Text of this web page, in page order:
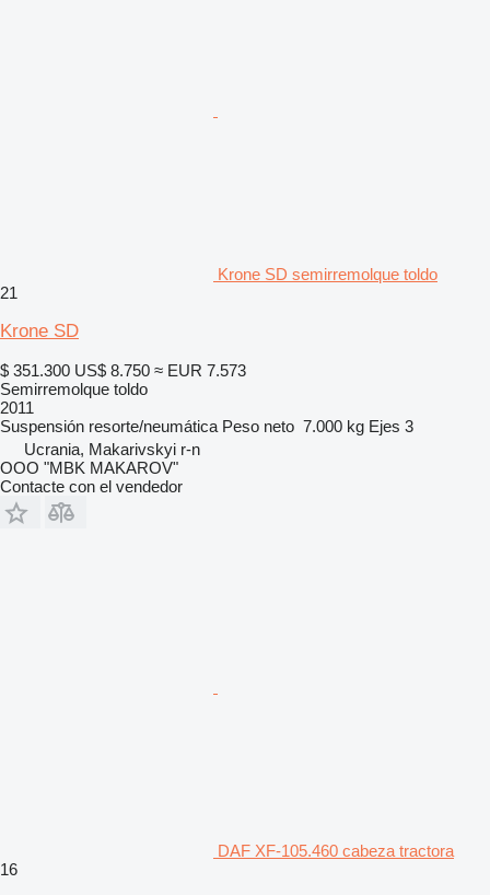
Krone SD semirremolque toldo
21
Krone SD
$ 351.300 US$ 8.750 ≈ EUR 7.573
Semirremolque toldo
2011
Suspensión resorte/neumática Peso neto 7.000 kg Ejes 3
Ucrania, Makarivskyi r-n
OOO "MBK MAKAROV"
Contacte con el vendedor
DAF XF-105.460 cabeza tractora
16